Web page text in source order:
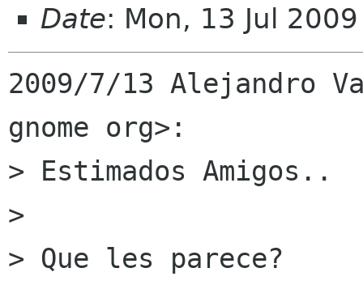
Date: Mon, 13 Jul
2009/7/13 Alejandro
gnome org>:
> Estimados Amigos..
>
> Que les parece?